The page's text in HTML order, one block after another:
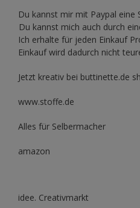
Du kannst mir mit Paypal eine
Du kannst mich auch durch
Ich erhalte für jeden Einkauf
Einkauf wird dadurch nicht
Jetzt kreativ bei buttinette.de
www.stoffe.de
Alles für Selbermacher
amazon
idee. Creativmarkt